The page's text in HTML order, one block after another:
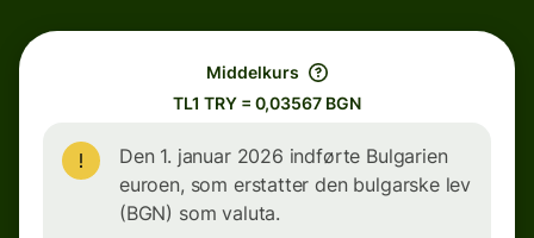
Middelkurs
TL1 TRY = 0,03567 BGN
Den 1. januar 2026 indførte Bulgarien
euroen, som erstatter den bulgarske lev
(BGN) som valuta.